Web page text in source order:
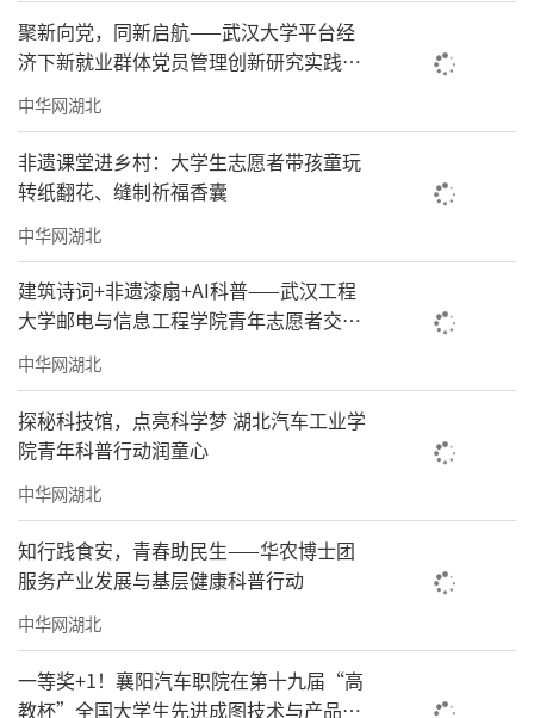
聚新向党，同新启航——武汉大学平台经
济下新就业群体党员管理创新研究实践队
实践纪实
中华网湖北
非遗课堂进乡村：大学生志愿者带孩童玩
转纸翻花、缝制祈福香囊
中华网湖北
建筑诗词+非遗漆扇+AI科普——武汉工程
大学邮电与信息工程学院青年志愿者交出
暑托“温暖答卷”
中华网湖北
探秘科技馆，点亮科学梦 湖北汽车工业学
院青年科普行动润童心
中华网湖北
知行践食安，青春助民生——华农博士团
服务产业发展与基层健康科普行动
中华网湖北
一等奖+1！襄阳汽车职院在第十九届“高
教杯”全国大学生先进成图技术与产品信